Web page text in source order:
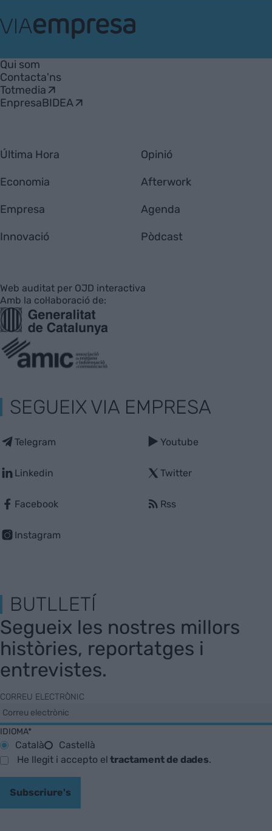
Empresa
Qui som
Contacta'ns
Totmedia
EnpresaBIDEA
Última Hora
Economia
Empresa
Innovació
Opinió
Afterwork
Agenda
Pòdcast
Web auditat per OJD interactiva
Amb la col·laboració de:
SEGUEIX VIA EMPRESA
Telegram
Linkedin
Facebook
Instagram
Youtube
Twitter
Rss
BUTLLETÍ
Segueix les nostres millors
històries, reportatges i
entrevistes.
CORREU ELECTRÒNIC
IDIOMA*
Català
Castellà
He llegit i accepto eltractament de dades.
Subscriure's